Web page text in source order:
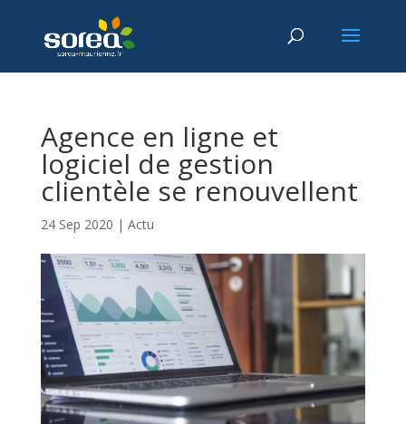
Agence en ligne et
logiciel de gestion
clientèle se renouvellent
24 Sep 2020 | Actu